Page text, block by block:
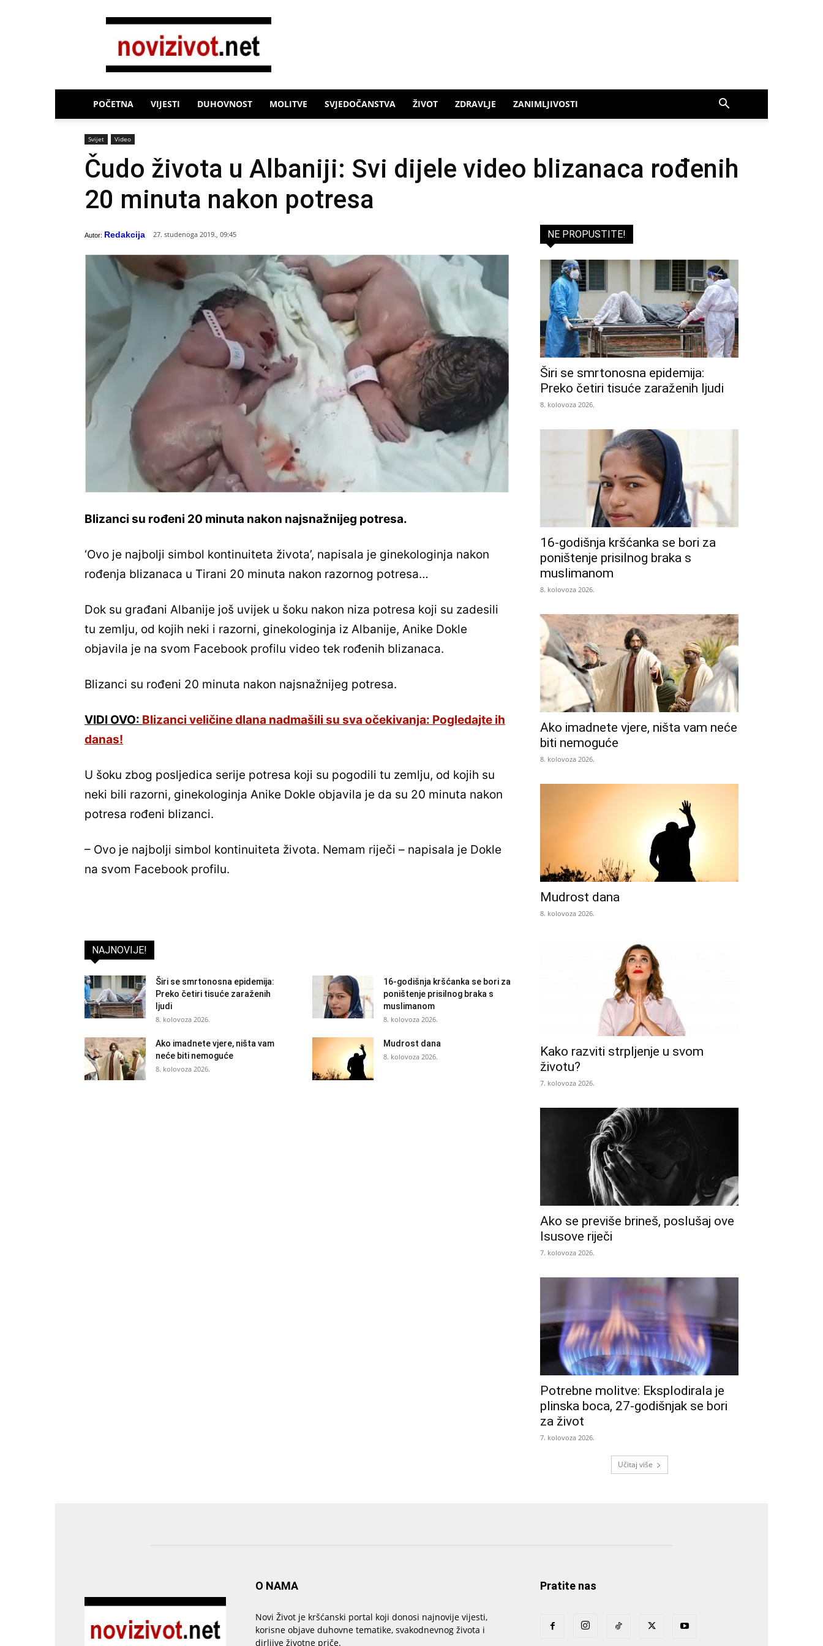
Novi
POČETNA VIJESTI DUHOVNOST MOLITVE SVJEDOČANSTVA ŽIVOT ZDRAVLJE ZANIMLJIVOSTI
Svijet Video
Čudo života u Albaniji: Svi dijele video blizanaca rođenih
20 minuta nakon potresa
Autor: Redakcija 27. studenoga 2019., 09:45
Blizanci su rođeni 20 minuta nakon najsnažnijeg potresa.
‘Ovo je najbolji simbol kontinuiteta života’, napisala je ginekologinja nakon
rođenja blizanaca u Tirani 20 minuta nakon razornog potresa…
Dok su građani Albanije još uvijek u šoku nakon niza potresa koji su zadesili
tu zemlju, od kojih neki i razorni, ginekologinja iz Albanije, Anike Dokle
objavila je na svom Facebook profilu video tek rođenih blizanaca.
Blizanci su rođeni 20 minuta nakon najsnažnijeg potresa.
VIDI OVO: Blizanci veličine dlana nadmašili su sva očekivanja: Pogledajte ih
danas!
U šoku zbog posljedica serije potresa koji su pogodili tu zemlju, od kojih su
neki bili razorni, ginekologinja Anike Dokle objavila je da su 20 minuta nakon
potresa rođeni blizanci.
– Ovo je najbolji simbol kontinuiteta života. Nemam riječi – napisala je Dokle
na svom Facebook profilu.
NAJNOVIJE!
Širi se smrtonosna epidemija:
Preko četiri tisuće zaraženih
ljudi
8. kolovoza 2026.
16-godišnja kršćanka se bori za
poništenje prisilnog braka s
muslimanom
8. kolovoza 2026.
Ako imadnete vjere, ništa vam
neće biti nemoguće
8. kolovoza 2026.
Mudrost dana
8. kolovoza 2026.
NE PROPUSTITE!
Širi se smrtonosna epidemija:
Preko četiri tisuće zaraženih ljudi
8. kolovoza 2026.
16-godišnja kršćanka se bori za
poništenje prisilnog braka s
muslimanom
8. kolovoza 2026.
Ako imadnete vjere, ništa vam neće
biti nemoguće
8. kolovoza 2026.
Mudrost dana
8. kolovoza 2026.
Kako razviti strpljenje u svom
životu?
7. kolovoza 2026.
Ako se previše brineš, poslušaj ove
Isusove riječi
7. kolovoza 2026.
Potrebne molitve: Eksplodirala je
plinska boca, 27-godišnjak se bori
za život
7. kolovoza 2026.
Učitaj više
O NAMA
Novi Život je kršćanski portal koji donosi najnovije vijesti,
korisne objave duhovne tematike, svakodnevnog života i
dirljive životne priče.
Pratite nas